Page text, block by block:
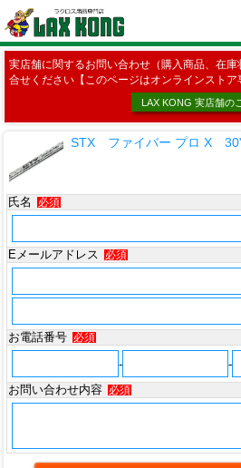
実店舗に関するお問い合わせ（購入商品、在
合せください【このページはオンラインストア
LAX KONG 実店舗の
STX ファイバー プロ X
氏名 必須
Eメールアドレス 必須
お電話番号
必須
-
-
お問い合わせ内容
必須